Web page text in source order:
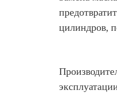
цилиндров,